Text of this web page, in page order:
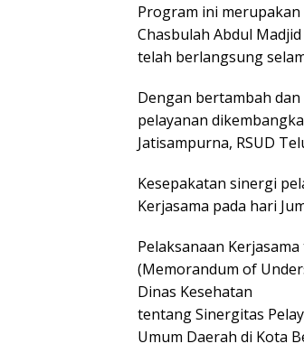
Program ini
Chasbulah Abdul
telah berlangsung
Dengan bertambah
pelayanan
Jatisampurna, RSUD
Kesepakatan sinergi
Kerjasama pada hari
Pelaksanaan
(Memorandum of
Dinas Kesehatan
tentang Sinergitas
Umum Daerah di Kota